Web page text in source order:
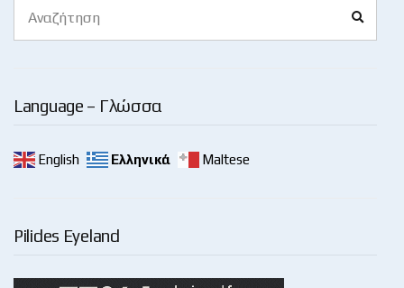
for:
Language – Γλώσσα
English Ελληνικά Maltese
Pilides Eyeland